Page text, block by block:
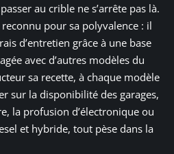
au crible ne s’arrête pas là.
pour sa polyvalence : il
d’entretien grâce à une base
avec d’autres modèles du
sa recette, à chaque modèle
sur la disponibilité des garages,
la profusion d’électronique ou
et hybride, tout pèse dans la